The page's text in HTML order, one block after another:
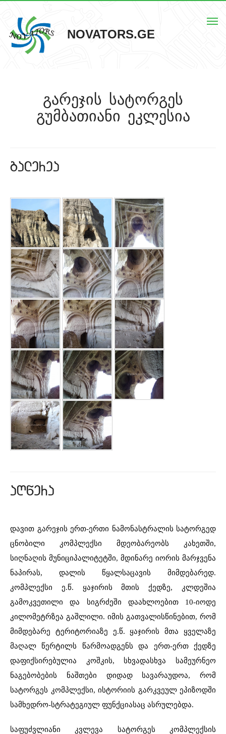
NOVATORS.GE
ჩვენს შესახებ
ისტორიული ძეგლები
კონტაქტი
გარეჯის სატორგეს
გუმბათიანი ეკლესია
galerea
aRwera
დავით გარეჯის ერთ-ერთი ნამონასტრალის სატორგედ
ცნობილი კომპლექსი მდეობარეობს კახეთში,
სიღნაღის მუნიციპალიტეტში, მდინარე იორის მარჯვენა
ნაპირას, დალის წყალსაცავის მიმდებარედ.
კომპლექსი ე.წ. ყაჯირის მთის ქედზე, კლდეშია
გამოკვეთილი და სიგრძეში დაახლოებით 10-იოდე
კილომეტრზეა გაშლილი. იმის გათვალისწინებით, რომ
მიმდებარე ტერიტორიაზე ე.წ. ყაჯირის მთა ყველაზე
მაღალ წერტილს წარმოადგენს და ერთ-ერთ ქედზე
დაფიქსირებულია კოშკის, სხვადასხვა სამეურნეო
ნაგებობების ნაშთები დიდად სავარაუდოა, რომ
სატორგეს კომპლექსი, ისტორიის გარკვეულ ეპიზოდში
სამხედრო-სტრატეგიულ ფუნქციასაც ასრულებდა.
საფუძვლიანი კვლევა სატორგეს კომპლექსის